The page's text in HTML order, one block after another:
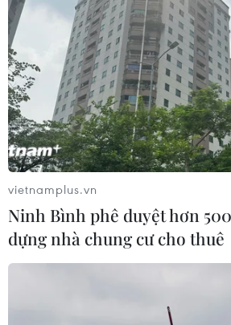
vietnamplus.vn
Ninh Bình phê duyệt hơn
dựng nhà chung cư cho thuê